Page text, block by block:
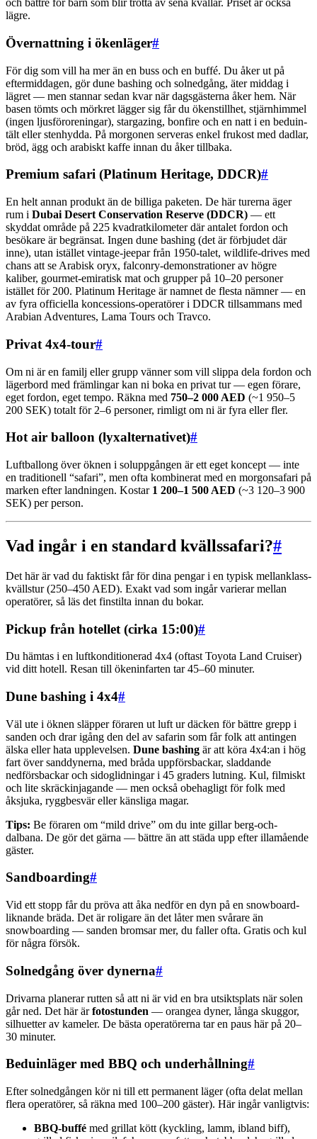
och bättre för barn som blir trötta av sena kvällar. Priset är också
lägre.
Övernattning i ökenläger#
För dig som vill ha mer än en buss och en buffé. Du åker ut på
eftermiddagen, gör dune bashing och solnedgång, äter middag i
lägret — men stannar sedan kvar när dagsgästerna åker hem. När
basen tömts och mörkret lägger sig får du ökenstillhet, stjärnhimmel
(ingen ljusföroreningar), stargazing, bonfire och en natt i en beduin-
tält eller stenhydda. På morgonen serveras enkel frukost med dadlar,
bröd, ägg och arabiskt kaffe innan du åker tillbaka.
Premium safari (Platinum Heritage, DDCR)#
En helt annan produkt än de billiga paketen. De här turerna äger
rum i Dubai Desert Conservation Reserve (DDCR) — ett
skyddat område på 225 kvadratkilometer där antalet fordon och
besökare är begränsat. Ingen dune bashing (det är förbjudet där
inne), utan istället vintage-jeepar från 1950-talet, wildlife-drives med
chans att se Arabisk oryx, falconry-demonstrationer av högre
kaliber, gourmet-emiratisk mat och grupper på 10–20 personer
istället för 200. Platinum Heritage är namnet de flesta nämner — en
av fyra officiella koncessions-operatörer i DDCR tillsammans med
Arabian Adventures, Lama Tours och Travco.
Privat 4x4-tour#
Om ni är en familj eller grupp vänner som vill slippa dela fordon och
lägerbord med främlingar kan ni boka en privat tur — egen förare,
eget fordon, eget tempo. Räkna med 750–2 000 AED (~1 950–5
200 SEK) totalt för 2–6 personer, rimligt om ni är fyra eller fler.
Hot air balloon (lyxalternativet)#
Luftballong över öknen i soluppgången är ett eget koncept — inte
en traditionell “safari”, men ofta kombinerat med en morgonsafari på
marken efter landningen. Kostar 1 200–1 500 AED (~3 120–3 900
SEK) per person.
Vad ingår i en standard kvällssafari?#
Det här är vad du faktiskt får för dina pengar i en typisk mellanklass-
kvällstur (250–450 AED). Exakt vad som ingår varierar mellan
operatörer, så läs det finstilta innan du bokar.
Pickup från hotellet (cirka 15:00)#
Du hämtas i en luftkonditionerad 4x4 (oftast Toyota Land Cruiser)
vid ditt hotell. Resan till ökeninfarten tar 45–60 minuter.
Dune bashing i 4x4#
Väl ute i öknen släpper föraren ut luft ur däcken för bättre grepp i
sanden och drar igång den del av safarin som får folk att antingen
älska eller hata upplevelsen. Dune bashing är att köra 4x4:an i hög
fart över sanddynerna, med bråda uppförsbackar, sladdande
nedförsbackar och sidoglidningar i 45 graders lutning. Kul, filmiskt
och lite skräckinjagande — men också obehagligt för folk med
åksjuka, ryggbesvär eller känsliga magar.
Tips: Be föraren om “mild drive” om du inte gillar berg-och-
dalbana. De gör det gärna — bättre än att städa upp efter illamående
gäster.
Sandboarding#
Vid ett stopp får du pröva att åka nedför en dyn på en snowboard-
liknande bräda. Det är roligare än det låter men svårare än
snowboarding — sanden bromsar mer, du faller ofta. Gratis och kul
för några försök.
Solnedgång över dynerna#
Drivarna planerar rutten så att ni är vid en bra utsiktsplats när solen
går ned. Det här ärfotostunden — orangea dyner, långa skuggor,
silhuetter av kameler. De bästa operatörerna tar en paus här på 20–
30 minuter.
Beduinläger med BBQ och underhållning#
Efter solnedgången kör ni till ett permanent läger (ofta delat mellan
flera operatörer, så räkna med 100–200 gäster). Här ingår vanligtvis:
BBQ-buffé med grillat kött (kyckling, lamm, ibland biff),